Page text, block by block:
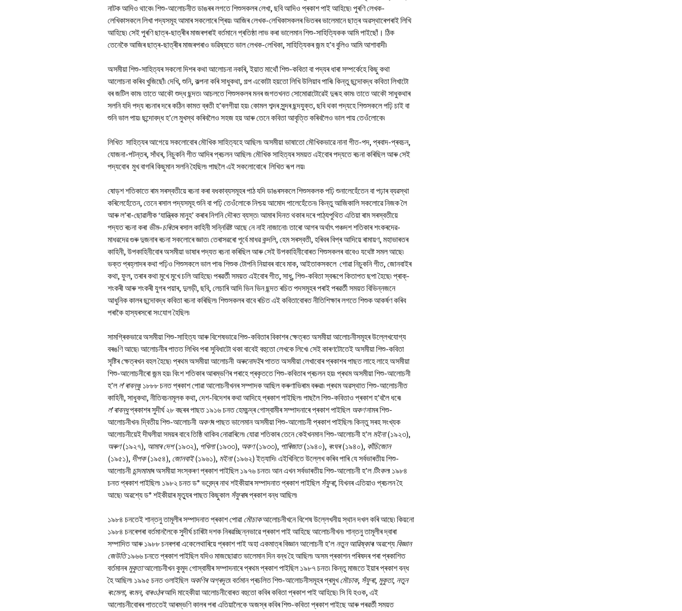
অৰ্চনা গগৈৰ কবিতা
2023-24
Vol. II, No. 2, Aug-Oct,
2023
2023
Vol. I, No. 4, Feb-April,
2023
Vol. I, No. 3, Nov-Jan,
Vol. I No. 2 : Aug-Oct, 2022
নাটক আদিও থাকে৷ শিশু-আলোচনীত ডাঙৰৰ লগতে শিশুসকলৰ লেখা, ছবি আদিও প্ৰকাশ পাই আহিছে৷ পুৰণি লেখক-
লেখিকাসকলে লিখা পদ্যসমূহ আমাৰ সকলোৰে প্ৰিয়৷ আজিৰ লেখক-লেখিকাসকলৰ ভিতৰৰ ভালেমানে ছাত্ৰ অৱস্থাৰেপৰাই লিখি
আহিছে৷ সেই পুৰণি ছাত্ৰ-ছাত্ৰীৰ মাজৰপৰাই বৰ্তমানে প্ৰতিষ্ঠা লাভ কৰা ভালেমান শিশু-সাহিত্যিকক আমি পাইছোঁ। ঠিক
তেনেকৈ আজিৰ ছাত্ৰ-ছাত্ৰীৰ মাজৰপৰাও ভৱিষ্যতে ভাল লেখক-লেখিকা, সাহিত্যিকৰ জন্ম হ’ব বুলিও আমি আশাবাদী৷
অসমীয়া শিশু-সাহিত্যৰ সকলো দিশৰ কথা আলোচনা নকৰি, ইয়াত মাথোঁ শিশু-কবিতা বা পদ্যৰ ধাৰা সম্পৰ্কেহে কিছু কথা
আলোচনা কৰিব খুজিছোঁ৷ দেখি, শুনি, কল্পনা কৰি সাধুকথা, গল্প একোটা হয়তো লিখি উলিয়াব পাৰি৷ কিন্তু ছন্দোবদ্ধ কবিতা লিখাটো
বৰ জটিল কাম৷ তাতে আকৌ শুদ্ধ ছন্দত৷ আচলতে শিশুসকলৰ মনৰ জগতখনত সোমোৱাটোৱেই দুৰূহ কাম৷ তাতে আকৌ সাধুকথাৰ
সলনি যদি পদ্য ৰচনাৰ দৰে কঠিন কামত ব্ৰতী হ’বলগীয়া হয়৷ কোমল শব্দৰ সুন্দৰ ছন্দযুক্ত, ছবি থকা পদ্যহে শিশুসকলে পঢ়ি চাই বা
শুনি ভাল পায়৷ ছন্দোবদ্ধ হ’লে মুখস্থ কৰিবলৈও সহজ হয় আৰু তেনে কবিতা আবৃত্তি কৰিবলৈও ভাল পায় তেওঁলোকে৷
লিখিত সাহিত্যৰ আগেয়ে সকলোবোৰ মৌখিক সাহিত্যহে আছিল৷ অসমীয়া ভাষাতো মৌখিকভাৱে নানা গীত-পদ, প্ৰবাদ-প্ৰবচন,
যোজনা-পটন্তৰ, সাঁথৰ, নিচুকনি গীত আদিৰ প্ৰচলন আছিল৷ মৌখিক সাহিত্যৰ সময়ত এইবোৰ পদ্যতে ৰচনা কৰিছিল আৰু সেই
পদ্যবোৰ মুখ বাগৰি কিছুমান সলনি হৈছিল৷ পাছলৈ এই সকলোবোৰে লিখিত ৰূপ লয়৷
ষোড়শ শতিকাতে ৰাম সৰস্বতীয়ে ৰচনা কৰা বধকাব্যসমূহৰ পাঠ যদি ডাঙৰসকলে শিশুসকলক পঢ়ি শুনালেহেঁতেন বা পঢ়াৰ ব্যৱস্থা
কৰিলেহেঁতেন, তেনে ৰসাল পদ্যসমূহ শুনি বা পঢ়ি তেওঁলোকে নিশ্চয় আমোদ পালেহেঁতেন৷ কিন্তু আজিকালি সকলোৱে নিজক লৈ
আৰু ল’ৰা-ছোৱালীক ‘যান্ত্ৰিক মানুহ’ কৰাৰ নিগনি দৌৰত ব্যস্ত৷ আমাৰ দিনত থকাৰ দৰে পাঠ্যপুথিত এতিয়া ৰাম সৰস্বতীয়ে
পদ্যত ৰচনা কৰা ভীম–চৰিতৰ ৰসাল কাহিনী সন্নিৱিষ্ট আছে নে নাই নাজানো৷ তাৰো আগৰ অৰ্থাৎ পঞ্চদশ শতিকাৰ শংকৰদেৱ-
মাধৱদেৱ গুৰু দুজনাৰ ৰচনা সকলোৰে জ্ঞাত৷ তেৰাসৱৰো পূৰ্বে মাধৱ কন্দলি, হেম সৰস্বতী, হৰিবৰ বিপ্ৰ আদিয়ে ৰামায়ণ, মহাভাৰতৰ
কাহিনী, উপকাহিনীবোৰ অসমীয়া ভাষাৰ পদ্যত ৰচনা কৰিছিল আৰু সেই উপকাহিনীবোৰত শিশুসকলৰ বাবেও যথেষ্ট সমল আছে৷
ভক্ত প্ৰহ্লাদৰ কথা পঢ়িও শিশুসকলে ভাল পাব৷ শিশুক টোপনি নিয়াবৰ বাবে মাক, আইতাকসকলে গোৱা নিচুকনি গীত, জোনবাইৰ
কথা, ফুল, তৰাৰ কথা মুখে মুখে চলি আহিছে৷ পৰৱৰ্তী সময়ত এইবোৰ গীত, সাধু, শিশু-কবিতা স্বৰূপে কিতাপত ছপা হৈছে৷ প্ৰাক্‌-
শংকৰী আৰু শংকৰী যুগৰ পয়াৰ, দুলড়ী, ছবি, লেচাৰি আদি ভিন ভিন ছন্দত ৰচিত পদসমূহৰ পৰাই পৰৱৰ্তী সময়ত বিভিন্নজনে
আধুনিক কালৰ ছন্দোবদ্ধ কবিতা ৰচনা কৰিছিল৷ শিশুসকলৰ বাবে ৰচিত এই কবিতাবোৰত নীতিশিক্ষাৰ লগতে শিশুক আকৰ্ষণ কৰিব
পৰাকৈ হাস্যৰসৰো সংযোগ হৈছিল৷
সামগ্ৰিকভাৱে অসমীয়া শিশু-সাহিত্য আৰু বিশেষভাৱে শিশু-কবিতাৰ বিকাশৰ ক্ষেত্ৰত অসমীয়া আলোচনীসমূহৰ উল্লেখযোগ্য
বৰঙণি আছে৷ আলোচনীৰ পাতত লিখিব পৰা সুবিধাটো থকা বাবেই বহুতো লেখকে লিখে৷ সেই কাৰণটোতেই অসমীয়া শিশু-কবিতা
সৃষ্টিৰ ক্ষেত্ৰখন বহল হৈছে৷ প্ৰথম অসমীয়া আলোচনী অৰুনোদইৰ পাতত অসমীয়া লেখাবোৰ প্ৰকাশৰ পাছত লাহে লাহে অসমীয়া
শিশু-আলোচনীৰো জন্ম হয়৷ বিংশ শতিকাৰ আৰম্ভণিৰ পৰাহে প্ৰকৃততে শিশু-কবিতাৰ প্ৰচলন হয়৷ প্ৰথম অসমীয়া শিশু-আলোচনী
হ’লল’ৰাবন্ধু৷ ১৮৮৮ চনত প্ৰকাশ পোৱা আলোচনীখনৰ সম্পাদক আছিল কৰুণাভিৰাম বৰুৱা৷ প্ৰথম অৱস্থাত শিশু-আলোচনীত
কাহিনী, সাধুকথা, নীতিবচনমূলক কথা, দেশ-বিদেশৰ কথা আদিহে প্ৰকাশ পাইছিল৷ পাছলৈ শিশু-কবিতাও প্ৰকাশ হ’বলৈ ধৰে৷
ল’ৰাবন্ধুপ্ৰকাশৰ সুদীৰ্ঘ ২৮ বছৰৰ পাছত ১৯১৬ চনত হেমচন্দ্ৰ গোস্বামীৰ সম্পাদনাৰে প্ৰকাশ পাইছিল অকণনামৰ শিশু-
আলোচনীখন৷ দ্বিতীয় শিশু-আলোচনী অকণৰ পাছত ভালেমান অসমীয়া শিশু-আলোচনী প্ৰকাশ পাইছিল৷ কিন্তু সৰহ সংখ্যক
আলোচনীয়েই দীঘলীয়া সময়ৰ বাবে তিষ্ঠি থাকিব নোৱাৰিলে৷ যোৱা শতিকাৰ তেনে কেইখনমান শিশু-আলোচনী হ’লমইনা(১৯২৩),
অৰুণ(১৯২৭), আমাৰ দেশ(১৯৩২), পখিলা(১৯৩৩), অকণ(১৯৩৩), পাৰিজাত(১৯৪০), ৰংঘৰ(১৯৪০), কাঁচিজোন
(১৯৫১), দীপক(১৯৫৪), জোনবাই(১৯৬১), মইনা(১৯৬২) ইত্যাদি৷ এইখিনিতে উল্লেখ কৰিব পাৰি যে সৰ্বভাৰতীয় শিশু-
আলোচনী চান্দমামাৰ অসমীয়া সংস্কৰণ প্ৰকাশ পাইছিল ১৯৭৬ চনত৷ আন এখন সৰ্বভাৰতীয় শিশু-আলোচনী হ’লটিংকল৷ ১৯৮৪
চনত প্ৰকাশ পাইছিল৷ ১৯৮২ চনত ড° ভবেন্দ্ৰ নাথ শইকীয়াৰ সম্পাদনাত প্ৰকাশ পাইছিলসঁফুৰা, যিখনৰ এতিয়াও প্ৰচলন হৈ
আছে৷ অৱশ্যে ড° শইকীয়াৰ মৃত্যুৰ পাছত কিছুকালসঁফুৰাৰ প্ৰকাশ বন্ধ আছিল৷
১৯৮৪ চনতেই শান্তনু তামূলীৰ সম্পাদনাত প্ৰকাশ পোৱা মৌচাকআলোচনীখনে বিশেষ উল্লেখনীয় স্থান দখল কৰি আছে৷ কিয়নো
১৯৮৪ চনৰেপৰা বৰ্তমানলৈকে সুদীৰ্ঘ চাৰিটা দশক নিৰৱচ্ছিন্নভাৱে প্ৰকাশ পাই আহিছে আলোচনীখন৷ শান্তনু তামূলীৰ দ্বাৰা
সম্পাদিত আৰু ১৯৮৮ চনৰপৰা একেলেথাৰিয়ে প্ৰকাশ পাই অহা একমাত্ৰ বিজ্ঞান আলোচনী হ’লনতুন আৱিষ্কাৰ৷ অৱশ্যে বিজ্ঞান
জেউতি১৯৬৬ চনতে প্ৰকাশ পাইছিল যদিও মাজছোৱাত ভালেমান দিন বন্ধ হৈ আছিল৷ অসম প্ৰকাশন পৰিষদৰ পৰা প্ৰকাশিত
বৰ্তমানৰমুকুতাআলোচনীখন কুমুদ গোস্বামীৰ সম্পাদনাৰে প্ৰথম প্ৰকাশ পাইছিল ১৯৮৭ চনত৷ কিন্তু মাজতে ইয়াৰ প্ৰকাশ বন্ধ
হৈ আছিল৷ ১৯৯৫ চনত ওলাইছিল অকণিৰ অগ্ৰদূত৷ বৰ্তমান প্ৰচলিত শিশু-আলোচনীসমূহৰ প্ৰমুখমৌচাক, সঁফুৰা, মুকুতা, নতুন
ৰংমেলা, ৰংমন, বাৰওঠৰআদি মাহেকীয়া আলোচনীবোৰত বহুতো কবিৰ কবিতা প্ৰকাশ পাই আহিছে৷ সি যি হওক, এই
আলোচনীবোৰৰ পাততেই আৰম্ভণি কালৰ পৰা এতিয়ালৈকে অজস্ৰ কবিৰ শিশু-কবিতা প্ৰকাশ পাইছে আৰু পৰৱৰ্তী সময়ত